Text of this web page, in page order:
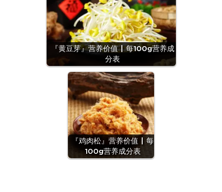
『黄豆芽』营养价值 | 每100g营养成
分表
『鸡肉松』营养价值 | 每
100g营养成分表